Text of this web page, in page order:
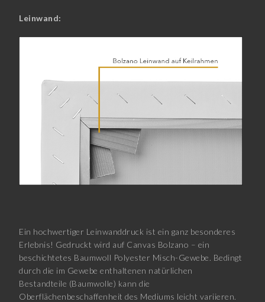
Leinwand:
Ein hochwertiger Leinwanddruck ist ein ganz besonderes
Erlebnis! Gedruckt wird auf Canvas Bolzano – ein
beschichtetes Baumwoll Polyester Misch-Gewebe. Bedingt
durch die im Gewebe enthaltenen natürlichen
Bestandteile (Baumwolle) kann die
Oberflächenbeschaffenheit des Mediums leicht variieren.